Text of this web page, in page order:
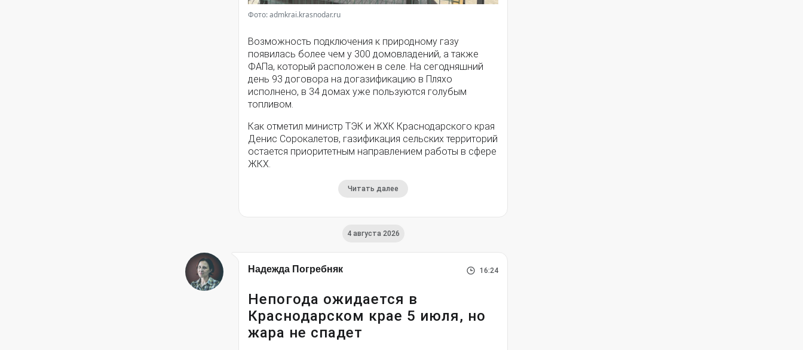
Фото: admkrai.krasnodar.ru
Возможность подключения к природному газу
появилась более чем у 300 домовладений, а также
ФАПа, который расположен в селе. На сегодняшний
день 93 договора на догазификацию в Пляхо
исполнено, в 34 домах уже пользуются голубым
топливом.
Как отметил министр ТЭК и ЖХК Краснодарского края
Денис Сорокалетов, газификация сельских территорий
остается приоритетным направлением работы в сфере
ЖКХ.
Читать далее
4 августа 2026
Надежда Погребняк 16:24
Непогода ожидается в
Краснодарском крае 5 июля, но
жара не спадет